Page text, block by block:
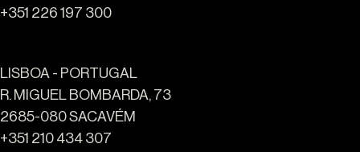
Ouro Valley - Pontos de
+351 226 197 300
LISBOA - PORTUGAL
R. MIGUEL BOMBARDA, 73
2685-080 SACAVÉM
+351 210 434 307